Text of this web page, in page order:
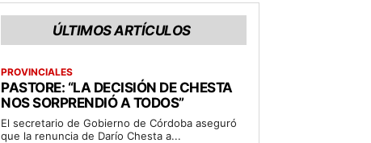
ÚLTIMOS ARTÍCULOS
PROVINCIALES
PASTORE: “LA DECISIÓN DE CHESTA
NOS SORPRENDIÓ A TODOS”
El secretario de Gobierno de Córdoba aseguró
que la renuncia de Darío Chesta a...